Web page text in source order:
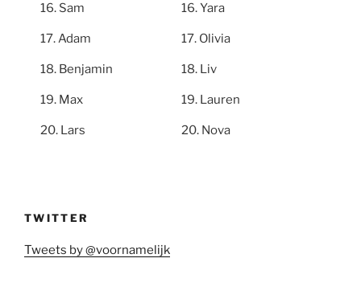
Sam
Adam
Benjamin
Max
Lars
Yara
Olivia
Liv
Lauren
Nova
TWITTER
Tweets by @voornamelijk